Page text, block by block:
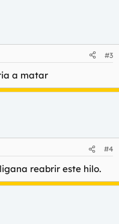
#3
a matar
#4
reabrir este hilo.